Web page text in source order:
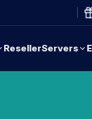
ResellerServers